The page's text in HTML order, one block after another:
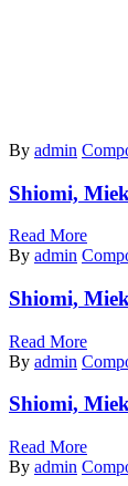
By admin
Shiomi,
Read More
By admin
Shiomi,
Read More
By admin
Shiomi,
Read More
By admin